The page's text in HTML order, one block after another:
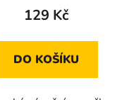
129 Kč
DO KOŠÍKU